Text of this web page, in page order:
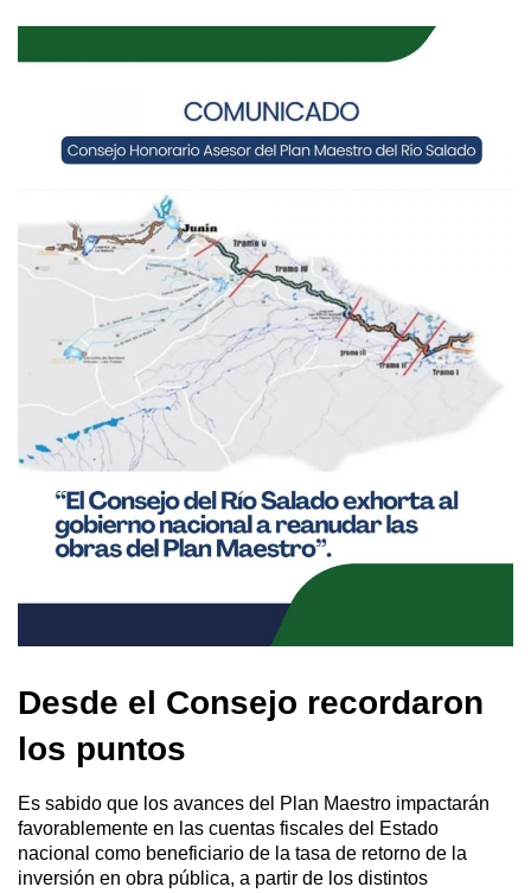
Desde el Consejo recordaron
los puntos
Es sabido que los avances del Plan Maestro impactarán
favorablemente en las cuentas fiscales del Estado
nacional como beneficiario de la tasa de retorno de la
inversión en obra pública, a partir de los distintos